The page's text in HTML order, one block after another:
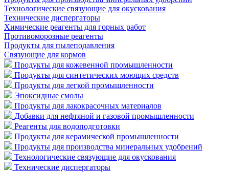
Технологические связующие для окускования
Технические диспергаторы
Химические реагенты для горных работ
Противоморозные реагенты
Продукты для пылеподавления
Связующие для кормов
Продукты для кожевенной промышленности
Продукты для синтетических моющих средств
Продукты для легкой промышленности
Эпоксидные смолы
Продукты для лакокрасочных материалов
Добавки для нефтяной и газовой промышленности
Реагенты для водоподготовки
Продукты для керамической промышленности
Продукты для производства минеральных удобрений
Технологические связующие для окускования
Технические диспергаторы